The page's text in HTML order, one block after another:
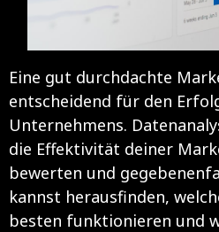
Eine gut durchdachte
entscheidend für den
Unternehmens.
die Effektivität deiner
bewerten und
kannst herausfinden,
besten funktionieren und